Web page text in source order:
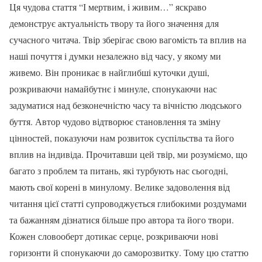
Ця чудова стаття “І мертвим, і живим…” яскраво
демонструє актуальність твору та його значення для
сучасного читача. Твір зберігає свою вагомість та вплив на
наші почуття і думки незалежно від часу, у якому ми
живемо. Він проникає в найглибші куточки душі,
розкриваючи намайбутнє і минуле, спонукаючи нас
задуматися над безконечністю часу та вічністю людського
буття. Автор чудово відтворює становлення та зміну
цінностей, показуючи нам розвиток суспільства та його
вплив на індивіда. Прочитавши цей твір, ми розуміємо, що
багато з проблем та питань, які турбують нас сьогодні,
мають свої корені в минулому. Велике задоволення від
читання цієї статті супроводжується глибокими роздумами
та бажанням дізнатися більше про автора та його твори.
Кожен словооберт дотикає серце, розкриваючи нові
горизонти й спонукаючи до саморозвитку. Тому цю статтю